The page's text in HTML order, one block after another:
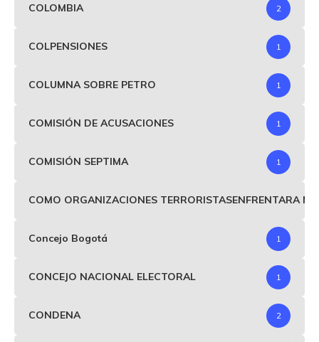
COLOMBIA 2
COLPENSIONES 1
COLUMNA SOBRE PETRO 1
COMISIÓN DE ACUSACIONES 1
COMISIÓN SEPTIMA 1
COMO ORGANIZACIONES TERRORISTASENFRENTARA
Concejo Bogotá 1
CONCEJO NACIONAL ELECTORAL 1
CONDENA 2